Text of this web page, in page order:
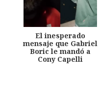
El inesperado
mensaje que Gabriel
Boric le mandó a
Cony Capelli